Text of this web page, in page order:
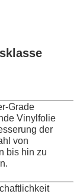
Grade
Vinylfolie
der
von
bis hin zu